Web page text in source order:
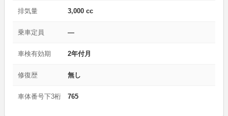
排気量 3,000 cc
乗車定員 —
車検有効期 2年付月
修復歴 無し
車体番号下3桁 765